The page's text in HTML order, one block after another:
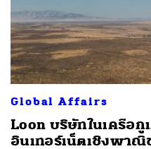
Global Affairs
Loon บริษัทในเครือกู
อินเทอร์เน็ตเชิงพา